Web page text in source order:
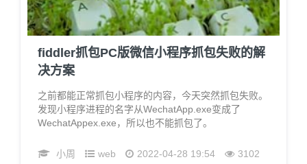
fiddler抓包PC版微信小程序抓包失败的解
决方案
之前都能正常抓包小程序的内容，今天突然抓包失败。
发现小程序进程的名字从WechatApp.exe变成了
WechatAppex.exe，所以也不能抓包了。
小周 web 2022-04-28 19:54 3102